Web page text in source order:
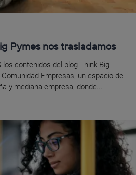
Pymes nos trasladamos
los contenidos del blog Think Big
Empresas, un espacio de
y mediana empresa, donde...